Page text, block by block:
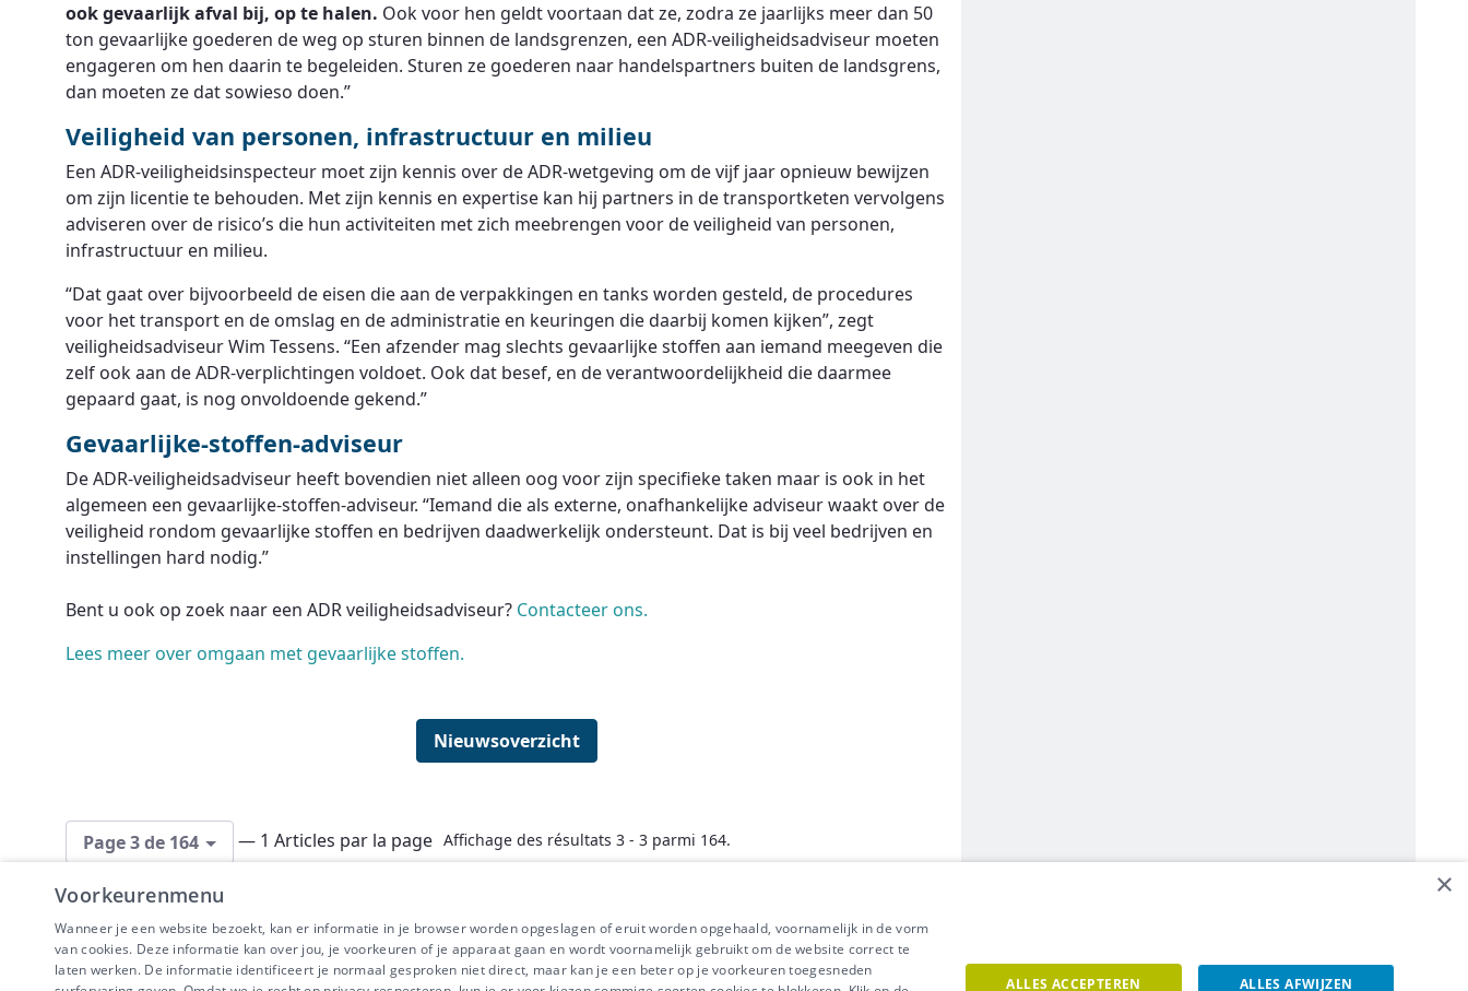
ook gevaarlijk afval bij, op te halen. Ook voor hen geldt voortaan dat ze, zodra ze jaarlijks meer dan 50
ton gevaarlijke goederen de weg op sturen binnen de landsgrenzen, een ADR-veiligheidsadviseur moeten
engageren om hen daarin te begeleiden. Sturen ze goederen naar handelspartners buiten de landsgrens,
dan moeten ze dat sowieso doen.”
Veiligheid van personen, infrastructuur en milieu
Een ADR-veiligheidsinspecteur moet zijn kennis over de ADR-wetgeving om de vijf jaar opnieuw bewijzen
om zijn licentie te behouden. Met zijn kennis en expertise kan hij partners in de transportketen vervolgens
adviseren over de risico’s die hun activiteiten met zich meebrengen voor de veiligheid van personen,
infrastructuur en milieu.
“Dat gaat over bijvoorbeeld de eisen die aan de verpakkingen en tanks worden gesteld, de procedures
voor het transport en de omslag en de administratie en keuringen die daarbij komen kijken”, zegt
veiligheidsadviseur Wim Tessens. “Een afzender mag slechts gevaarlijke stoffen aan iemand meegeven die
zelf ook aan de ADR-verplichtingen voldoet. Ook dat besef, en de verantwoordelijkheid die daarmee
gepaard gaat, is nog onvoldoende gekend.”
Gevaarlijke-stoffen-adviseur
De ADR-veiligheidsadviseur heeft bovendien niet alleen oog voor zijn specifieke taken maar is ook in het
algemeen een gevaarlijke-stoffen-adviseur. “Iemand die als externe, onafhankelijke adviseur waakt over de
veiligheid rondom gevaarlijke stoffen en bedrijven daadwerkelijk ondersteunt. Dat is bij veel bedrijven en
instellingen hard nodig.”
Bent u ook op zoek naar een ADR veiligheidsadviseur? Contacteer ons.
Lees meer over omgaan met gevaarlijke stoffen.
Nieuwsoverzicht
Page 3 de 164 — 1 Articles par la page Affichage des résultats 3 - 3 parmi 164.
×
Voorkeurenmenu
Wanneer je een website bezoekt, kan er informatie in je browser worden opgeslagen of eruit worden opgehaald, voornamelijk in de vorm
van cookies. Deze informatie kan over jou, je voorkeuren of je apparaat gaan en wordt voornamelijk gebruikt om de website correct te
laten werken. De informatie identificeert je normaal gesproken niet direct, maar kan je een beter op je voorkeuren toegesneden
ALLES ACCEPTEREN ALLES AFWIJZEN